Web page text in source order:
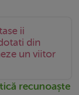
ii
din
un viitor
recunoaște